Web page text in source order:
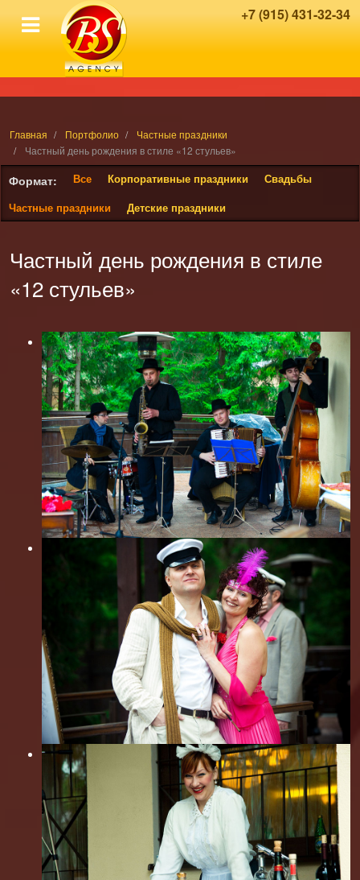
+7 (915) 431-32-34
Главная Портфолио
Частные праздники
Частный день рождения в стиле «12 стульев»
Формат: Все Корпоративные праздники
Свадьбы
Частные праздники
Детские праздники
Частный день рождения в стиле
«12 стульев»